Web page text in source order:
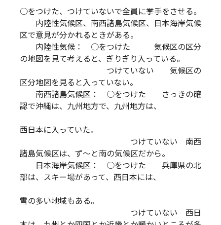
○をつけた、つけていないで全員に挙手をさせる。
内陸性気候区、南西諸島気候区、日本海岸気候
区で意見が分かれるときがある。
内陸性気候： ○をつけた 気候区の区分
の地図を見て考えると、ぎりぎり入っている。
つけていない 気候区の
区分地図を見ると入っていない。
南西諸島気候区： ○をつけた さっきの確
認で沖縄は、九州地方で、九州地方は、
西日本に入っていた。
つけていない 南西
諸島気候区は、ず～と南の気候区だから。
日本海岸気候区： ○をつけた 兵庫県の北
部は、スキー場があって、西日本には、
雪の多い地域もある。
つけていない 西日